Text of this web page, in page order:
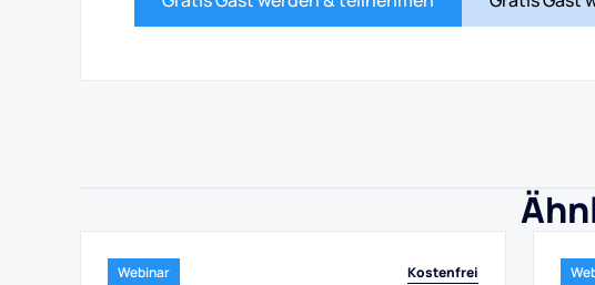
Webinar
Kostenfrei